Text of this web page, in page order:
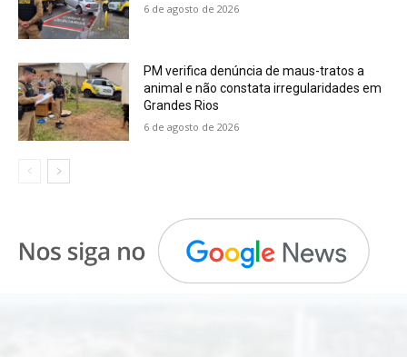
6 de agosto de 2026
PM verifica denúncia de maus-tratos a
animal e não constata irregularidades em
Grandes Rios
6 de agosto de 2026